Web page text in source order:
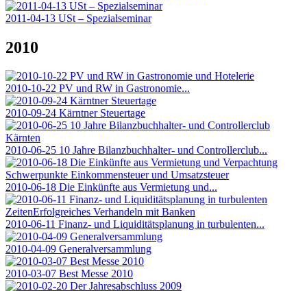
2011-04-13 USt – Spezialseminar
2010
2010-10-22 PV und RW in Gastronomie...
2010-09-24 Kärntner Steuertage
2010-06-25 10 Jahre Bilanzbuchhalter- und Controllerclub...
2010-06-18 Die Einkünfte aus Vermietung und...
2010-06-11 Finanz- und Liquiditätsplanung in turbulenten...
2010-04-09 Generalversammlung
2010-03-07 Best Messe 2010